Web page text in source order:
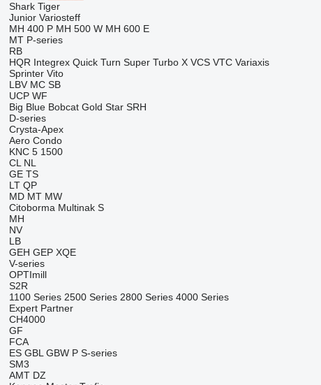
Shark Tiger
Junior Variosteff
MH 400 P MH 500 W MH 600 E
MT P-series
RB
HQR Integrex Quick Turn Super Turbo X VCS VTC Variaxis
Sprinter Vito
LBV MC SB
UCP WF
Big Blue Bobcat Gold Star SRH
D-series
Crysta-Apex
Aero Condo
KNC 5 1500
CL NL
GE TS
LT QP
MD MT MW
Citoborma Multinak S
MH
NV
LB
GEH GEP XQE
V-series
OPTImill
S2R
1100 Series 2500 Series 2800 Series 4000 Series
Expert Partner
CH4000
GF
FCA
ES GBL GBW P S-series
SM3
AMT DZ